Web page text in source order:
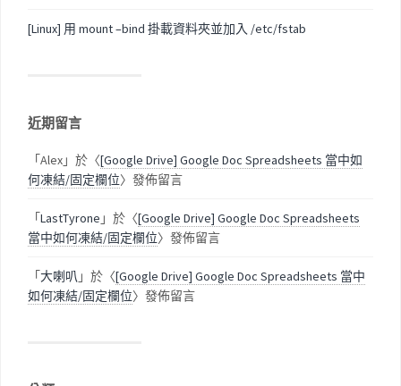
[Linux] 用 mount –bind 掛載資料夾並加入 /etc/fstab
近期留言
「Alex」於〈[Google Drive] Google Doc Spreadsheets 當中如
何凍結/固定欄位〉發佈留言
「LastTyrone 」於〈[Google Drive] Google Doc Spreadsheets
當中如何凍結/固定欄位〉發佈留言
「大喇叭 」於〈[Google Drive] Google Doc Spreadsheets 當中
如何凍結/固定欄位〉發佈留言